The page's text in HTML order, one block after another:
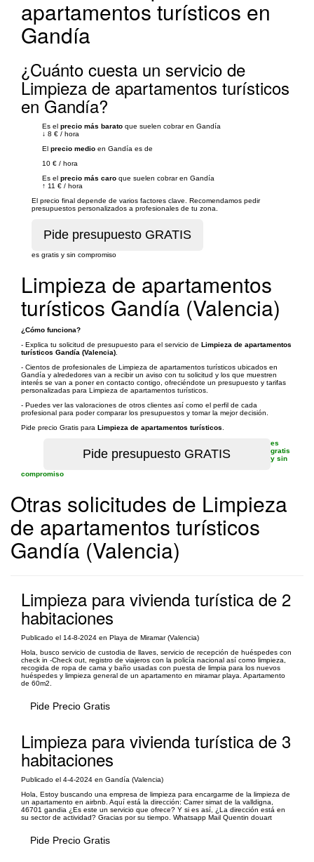
apartamentos turísticos en
Gandía
¿Cuánto cuesta un servicio de
Limpieza de apartamentos turísticos
en Gandía?
Es el precio más barato que suelen cobrar en Gandía
↓ 8 € / hora
El precio medio en Gandía es de
10 € / hora
Es el precio más caro que suelen cobrar en Gandía
↑ 11 € / hora
El precio final depende de varios factores clave. Recomendamos pedir
presupuestos personalizados a profesionales de tu zona.
es gratis y sin compromiso
Limpieza de apartamentos
turísticos Gandía (Valencia)
¿Cómo funciona?
- Explica tu solicitud de presupuesto para el servicio de Limpieza de apartamentos
turísticos Gandía (Valencia)
- Cientos de profesionales de Limpieza de apartamentos turísticos ubicados en
Gandía y alrededores van a recibir un aviso con tu solicitud y los que muestren
interés se van a poner en contacto contigo, ofreciéndote un presupuesto y tarifas
personalizadas para Limpieza de apartamentos turísticos.
- Puedes ver las valoraciones de otros clientes así como el perfil de cada
profesional para poder comparar los presupuestos y tomar la mejor decisión.
Pide precio Gratis para Limpieza de apartamentos turísticos
es
gratis
y sin
compromiso
Otras solicitudes de Limpieza
de apartamentos turísticos
Gandía (Valencia)
Limpieza para vivienda turística de 2
habitaciones
Publicado el 14-8-2024 en Playa de Miramar (Valencia)
Hola, busco servicio de custodia de llaves, servicio de recepción de huéspedes con
check in -Check out, registro de viajeros con la policía nacional así como limpieza,
recogida de ropa de cama y baño usadas con puesta de limpia para los nuevos
huéspedes y limpieza general de un apartamento en miramar playa. Apartamento
de 60m2.
Pide Precio Gratis
Limpieza para vivienda turística de 3
habitaciones
Publicado el 4-4-2024 en Gandía (Valencia)
Hola, Estoy buscando una empresa de limpieza para encargarme de la limpieza de
un apartamento en airbnb. Aquí está la dirección: Carrer simat de la valldigna,
46701 gandia ¿Es este un servicio que ofrece? Y si es así, ¿La dirección está en
su sector de actividad? Gracias por su tiempo. Whatsapp Mail Quentin douart
Pide Precio Gratis